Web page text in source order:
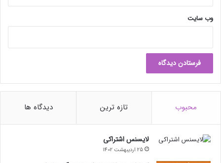
وب‌ سایت
محبوب تازه ترین دیدگاه ها
لایسنس اشتراکی
25 اردیبهشت 1402